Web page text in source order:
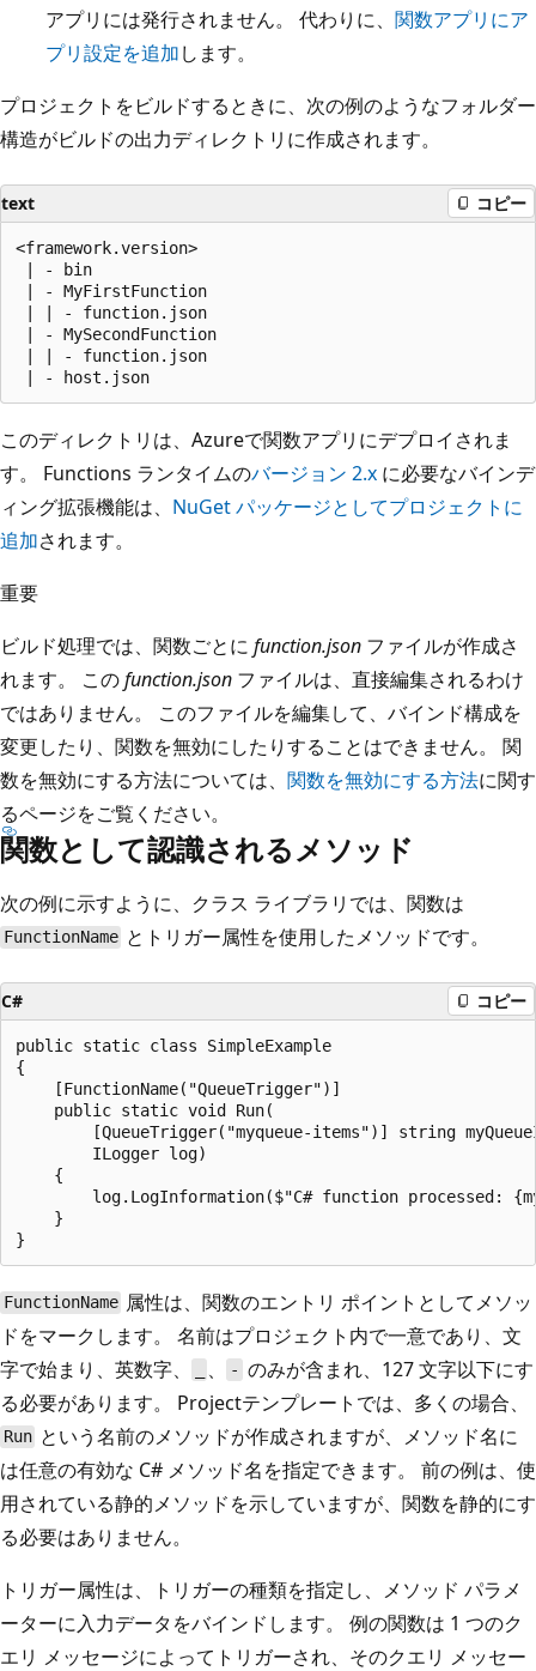
アプリには発行されません。 代わりに、 関数アプリにア
プリ設定を追加します。
プロジェクトをビルドするときに、次の例のようなフォルダー
構造がビルドの出力ディレクトリに作成されます。
text コピー
<framework.version>
| - bin
| - MyFirstFunction
| | - function.json
| - MySecondFunction
| | - function.json
このディレクトリは、Azureで関数アプリにデプロイされま
す。 Functions ランタイムのバージョン 2.x に必要なバインデ
ィング拡張機能は、 NuGet パッケージとしてプロジェクトに
追加されます。
重要
ビルド処理では、関数ごとに function.json ファイルが作成さ
れます。 このfunction.json ファイルは、直接編集されるわけ
ではありません。 このファイルを編集して、バインド構成を
変更したり、関数を無効にしたりすることはできません。 関
数を無効にする方法については、 関数を無効にする方法に関す
るページをご覧ください。
関数として認識されるメソッド
次の例に示すように、クラス ライブラリでは、関数は
FunctionName とトリガー属性を使用したメソッドです。
C# コピー
public static class SimpleExample
{
    [FunctionName("QueueTrigger")]
    public static void Run(
[QueueTrigger("myqueue-items")] string
        ILogger log)
    {
log.LogInformation($"C# function processed:
    }
FunctionName 属性は、関数のエントリ ポイントとしてメソッ
ドをマークします。 名前はプロジェクト内で一意であり、文
字で始まり、英数字、
、 - のみが含まれ、127 文字以下にす
る必要があります。 Projectテンプレートでは、多くの場合、
Run という名前のメソッドが作成されますが、メソッド名に
は任意の有効な C# メソッド名を指定できます。 前の例は、使
用されている静的メソッドを示していますが、関数を静的にす
る必要はありません。
トリガー属性は、トリガーの種類を指定し、メソッド パラメ
ーターに入力データをバインドします。 例の関数は 1 つのク
エリ メッセージによってトリガーされ、そのクエリ メッセー